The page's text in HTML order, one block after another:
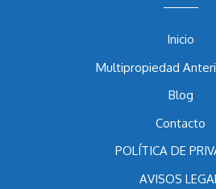
Inicio
Multipropiedad
Blog
Contacto
POLÍTICA DE
AVISOS